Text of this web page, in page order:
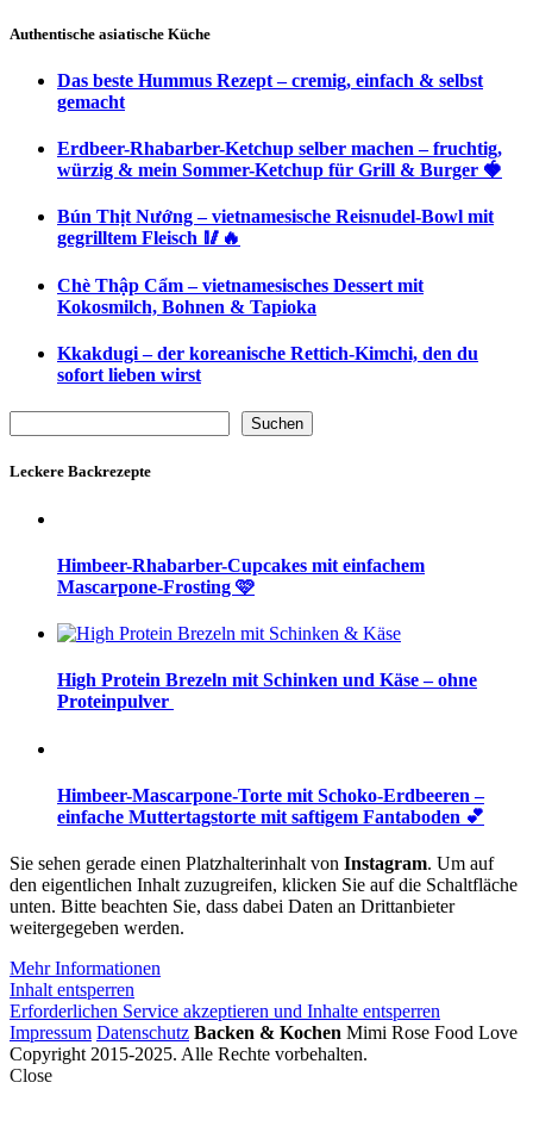
Authentische asiatische Küche
Das beste Hummus Rezept – cremig, einfach & selbst
gemacht
Erdbeer-Rhabarber-Ketchup selber machen – fruchtig,
würzig & mein Sommer-Ketchup für Grill & Burger 🍓
Bún Thịt Nướng – vietnamesische Reisnudel-Bowl mit
gegrilltem Fleisch 🥢🔥
Chè Thập Cẩm – vietnamesisches Dessert mit
Kokosmilch, Bohnen & Tapioka
Kkakdugi – der koreanische Rettich-Kimchi, den du
sofort lieben wirst
Suchen
Leckere Backrezepte
Himbeer-Rhabarber-Cupcakes mit einfachem
Mascarpone-Frosting 🩷
High Protein Brezeln mit Schinken und Käse – ohne
Proteinpulver
Himbeer-Mascarpone-Torte mit Schoko-Erdbeeren –
einfache Muttertagstorte mit saftigem Fantaboden 💕
Sie sehen gerade einen Platzhalterinhalt von Instagram. Um auf
den eigentlichen Inhalt zuzugreifen, klicken Sie auf die Schaltfläche
unten. Bitte beachten Sie, dass dabei Daten an Drittanbieter
weitergegeben werden.
Mehr Informationen
Inhalt entsperren
Erforderlichen Service akzeptieren und Inhalte entsperren
Impressum Datenschutz Backen & Kochen Mimi Rose Food Love
Copyright 2015-2025. Alle Rechte vorbehalten.
Close